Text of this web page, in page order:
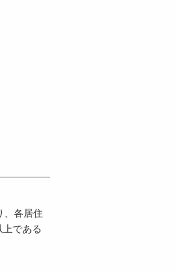
、各居住
である